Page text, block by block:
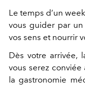
Le temps d’un
vous guider par
vos sens et nourrir
Dès votre arrivée,
vous serez
la gastronomie